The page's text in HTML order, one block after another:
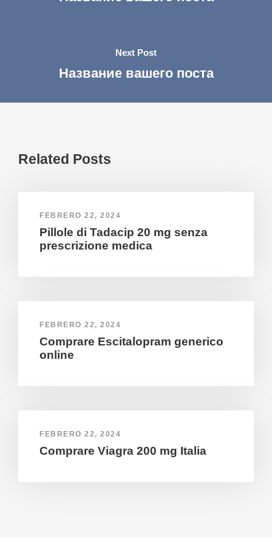
Next Post
Название вашего поста
Related Posts
FEBRERO 22, 2024
Pillole di Tadacip 20 mg senza
prescrizione medica
FEBRERO 22, 2024
Comprare Escitalopram generico
online
FEBRERO 22, 2024
Comprare Viagra 200 mg Italia